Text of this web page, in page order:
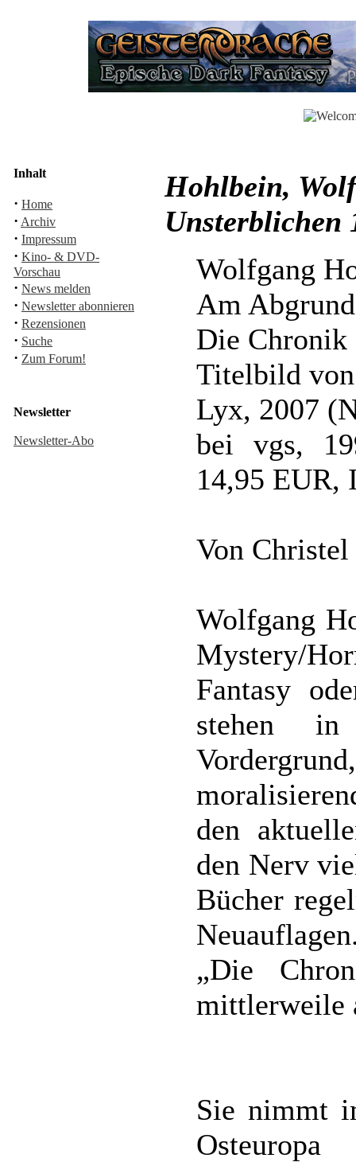
Inhalt
· Home
· Archiv
· Impressum
· Kino- & DVD-
Vorschau
· News melden
· Newsletter abonnieren
· Rezensionen
· Suche
· Zum Forum!
Newsletter
Newsletter-Abo
Hohlbein,
Unsterblichen
Wolfgang
Am Abgrund
Die Chronik
Titelbild
Lyx, 2007
bei vgs,
14,95 EUR,
Von Christel
Wolfgang
Mystery/
Fantasy
stehen in
den
den Nerv
Bücher
„Die
mittlerweile
Sie nimmt